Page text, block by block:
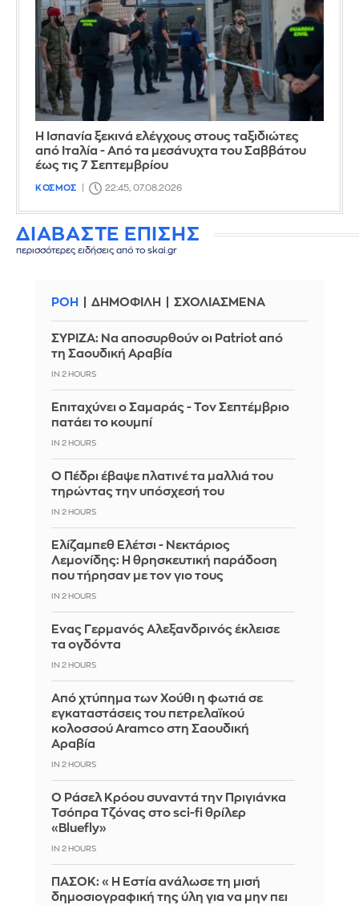
Η Ισπανία ξεκινά ελέγχους στους ταξιδιώτες
από Ιταλία - Από τα μεσάνυχτα του Σαββάτου
έως τις 7 Σεπτεμβρίου
ΚΟΣΜΟΣ 22:45, 07.08.2026
ΔΙΑΒΑΣΤΕ ΕΠΙΣΗΣ
περισσότερες ειδήσεις από το skai.gr
ΡΟΗ ΔΗΜΟΦΙΛΗ ΣΧΟΛΙΑΣΜΕΝΑ
ΣΥΡΙΖΑ: Να αποσυρθούν οι Patriot από
τη Σαουδική Αραβία
IN 2 HOURS
Επιταχύνει ο Σαμαράς - Τον Σεπτέμβριο
πατάει το κουμπί
IN 2 HOURS
Ο Πέδρι έβαψε πλατινέ τα μαλλιά του
τηρώντας την υπόσχεσή του
IN 2 HOURS
Ελίζαμπεθ Ελέτσι - Νεκτάριος
Λεμονίδης: Η θρησκευτική παράδοση
που τήρησαν με τον γιο τους
IN 2 HOURS
Ένας Γερμανός Αλεξανδρινός έκλεισε
τα ογδόντα
IN 2 HOURS
Από χτύπημα των Χούθι η φωτιά σε
εγκαταστάσεις του πετρελαϊκού
κολοσσού Aramco στη Σαουδική
Αραβία
IN 2 HOURS
Ο Ράσελ Κρόου συναντά την Πριγιάνκα
Τσόπρα Τζόνας στο sci-fi θρίλερ
«Bluefly»
IN 2 HOURS
ΠΑΣΟΚ: «Η Εστία ανάλωσε τη μισή
δημοσιογραφική της ύλη για να μην πει